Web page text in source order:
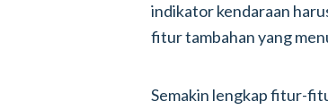
indikator kendaraan
fitur tambahan yang
Semakin lengkap fitur-